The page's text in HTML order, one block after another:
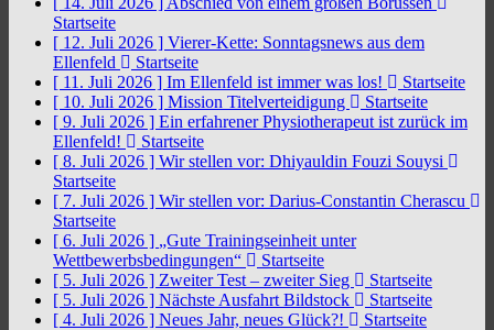
Startseite
[ 12. Juli 2026 ] Vierer-Kette: Sonntagsnews aus dem
Ellenfeld
Startseite
[ 11. Juli 2026 ] Im Ellenfeld ist immer was los!
Startseite
[ 10. Juli 2026 ] Mission Titelverteidigung
Startseite
[ 9. Juli 2026 ] Ein erfahrener Physiotherapeut ist zurück im
Ellenfeld!
Startseite
[ 8. Juli 2026 ] Wir stellen vor: Dhiyauldin Fouzi Souysi
Startseite
[ 7. Juli 2026 ] Wir stellen vor: Darius-Constantin Cherascu
Startseite
[ 6. Juli 2026 ] „Gute Trainingseinheit unter
Wettbewerbsbedingungen“
Startseite
[ 5. Juli 2026 ] Zweiter Test – zweiter Sieg
Startseite
[ 5. Juli 2026 ] Nächste Ausfahrt Bildstock
Startseite
[ 4. Juli 2026 ] Neues Jahr, neues Glück?!
Startseite